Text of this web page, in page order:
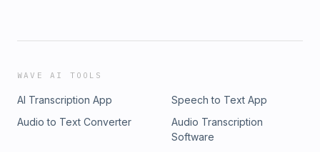
WAVE AI TOOLS
AI Transcription App
Speech to Text App
Audio to Text Converter
Audio Transcription
Software